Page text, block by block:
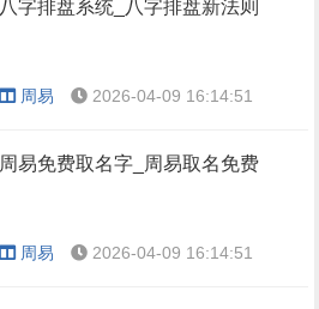
八字排盘系统_八字排盘新法则
周易 2026-04-09 16:14:51
周易免费取名字_周易取名免费
周易 2026-04-09 16:14:51